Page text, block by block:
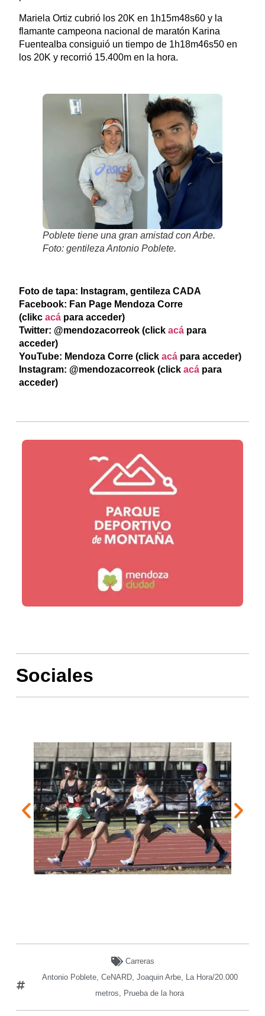
Mariela Ortiz cubrió los 20K en 1h15m48s60 y la
flamante campeona nacional de maratón Karina
Fuentealba consiguió un tiempo de 1h18m46s50 en
los 20K y recorrió 15.400m en la hora.
Poblete tiene una gran amistad con Arbe.
Foto: gentileza Antonio Poblete.
Foto de tapa: Instagram, gentileza CADA
Facebook: Fan Page Mendoza Corre
(clikc acápara acceder)
Twitter: @mendozacorreok (click acápara
acceder)
YouTube: Mendoza Corre (click acápara acceder)
Instagram: @mendozacorreok (click acápara
acceder)
Sociales
Carreras
Antonio Poblete, CeNARD, Joaquin Arbe, La Hora/20.000
metros, Prueba de la hora